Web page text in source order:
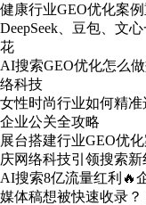
健康行业GEO优化案
DeepSeek、豆包、文
花
AI搜索GEO优化怎么
络科技
女性时尚行业如何精
企业公关全攻略
展台搭建行业GEO优
庆网络科技引领搜索新
AI搜索8亿流量红利🔥
媒体稿想被快速收录？